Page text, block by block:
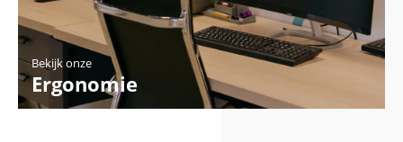
Bekijk onze
Ergonomie